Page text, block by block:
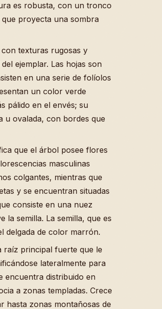
es robusta, con un tronco
proyecta una sombra
texturas rugosas y
ejemplar. Las hojas son
en una serie de folíolos
un color verde
pálido en el envés; su
u ovalada, con bordes que
que el árbol posee flores
masculinas
colgantes, mientras que
y se encuentran situadas
consiste en una nuez
la semilla. La semilla, que es
delgada de color marrón.
raíz principal fuerte que le
lateralmente para
encuentra distribuido en
a zonas templadas. Crece
hasta zonas montañosas de